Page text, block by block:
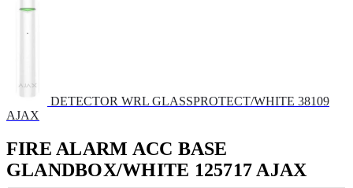
DETECTOR WRL GLASSPROTECT/WHITE 38109
AJAX
FIRE ALARM ACC BASE
GLANDBOX/WHITE 125717 AJAX